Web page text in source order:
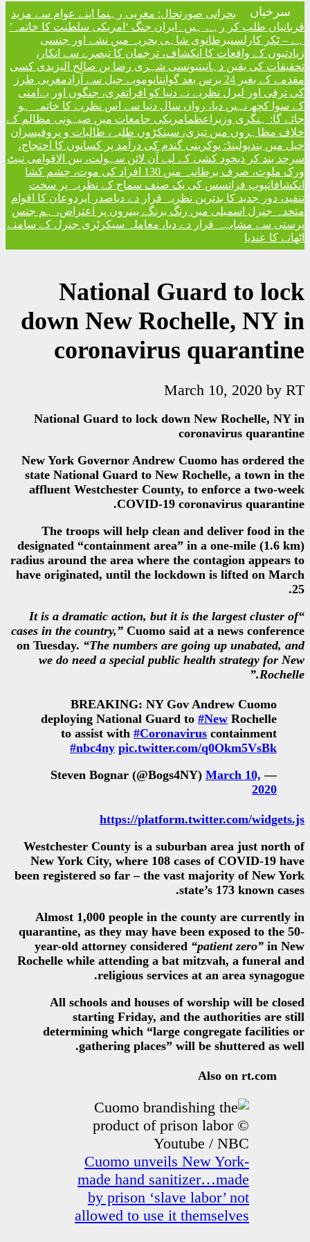
مغربی رہنما اپنے عوام سے مزید
ایران جنگ ‘امریکی سلطنت کا خاتمہ’
بحریہ میں نشے اور جنسی
ترجمان کا تبصرے سے انکار،
شہری رضا بن صالح الیزیدی کسی
مغربی طرز
کو افراتفری، جنگوں اور بےامنی
سال دنیا سے اس نظریے کا خاتمہ ہو
امریکی جامعات میں صیہونی مظالم کے
سینکڑوں طلبہ، طالبات و پروفیسران
گندم کی درآمد پر کسانوں کا احتجاج،
لیے آن لائن سہولت، بین الاقوامی نیٹ
ورک ملوث، صرف برطانیہ میں 130 افراد کی موت، چشم کشا
صنف سماج کے نظریہ پر سخت
قرار دے دیا صدر ایردوعان کا اقوام
برنگے بینروں پر اعتراض، ہم جنس
معاملہ سیکرٹری جنرل کے سامنے
National
down New
National Guard to lock
New York Governor Andrew
state National Guard to New
affluent Westchester
COVID-19
The troops will help clean
designated “containment
radius around the area where
have originated, until the
“It is a dramatic action, but it
cases in the country,” Cuomo
on Tuesday.“The numbers are
we do need a special public
BREAKING: NY
deploying National Guard
to assist with
#nbc4ny
https://
Westchester County is a
New York City, where 108
been registered so far – the
Almost 1,000 people in the
quarantine, as they may have
year-old attorney
Rochelle while attending a bat
religious
All schools and houses
starting Friday, and
determining which “large
gathering places”
Cuomo unveils
made hand
by prison
allowed to use it